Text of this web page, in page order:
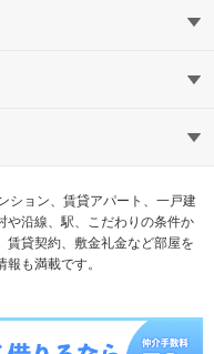
の条件から探す
キングから探す
マンション
一戸建て
て！住まいの先生
ション、賃貸アパート、一戸建
や沿線、駅、こだわりの条件か
賃貸契約、敷金礼金など部屋を
も満載です。